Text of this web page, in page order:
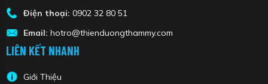
Điện thoại: 0902 32 80 51
Email: hotro@thienduongthammy.com
LIÊN KẾT NHANH
Giới Thiệu